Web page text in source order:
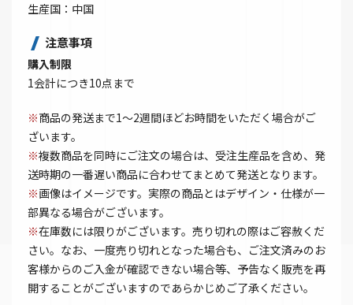
生産国：中国
注意事項
購入制限
1会計につき10点まで
※商品の発送まで1～2週間ほどお時間をいただく場合がご
ざいます。
※複数商品を同時にご注文の場合は、受注生産品を含め、発
送時期の一番遅い商品に合わせてまとめて発送となります。
※画像はイメージです。実際の商品とはデザイン・仕様が一
部異なる場合がございます。
※在庫数には限りがございます。売り切れの際はご容赦くだ
さい。なお、一度売り切れとなった場合も、ご注文済みのお
客様からのご入金が確認できない場合等、予告なく販売を再
開することがございますのであらかじめご了承ください。